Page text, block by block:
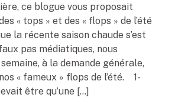
ce blogue vous proposait
« tops » et des « flops » de l’été
la récente saison chaude s’est
pas médiatiques, nous
à la demande générale,
« fameux » flops de l’été. 1-
être qu’une […]